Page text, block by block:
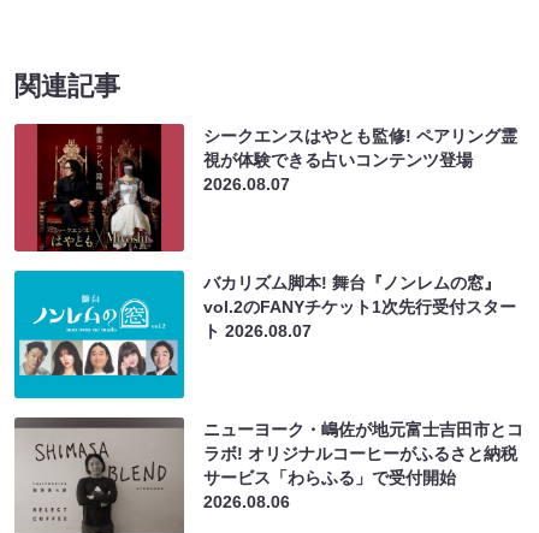
関連記事
シークエンスはやとも監修! ペアリング霊
視が体験できる占いコンテンツ登場
2026.08.07
バカリズム脚本! 舞台『ノンレムの窓』
vol.2のFANYチケット1次先行受付スター
ト2026.08.07
ニューヨーク・嶋佐が地元富士吉田市とコ
ラボ! オリジナルコーヒーがふるさと納税
サービス「わらふる」で受付開始
2026.08.06